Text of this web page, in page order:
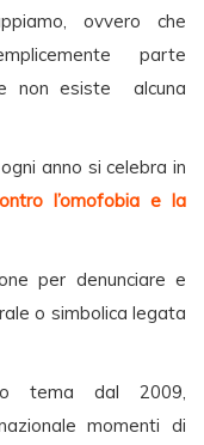
ovvero che
parte
non esiste alcuna
anno si celebra in
l’omofobia e la
per denunciare e
o simbolica legata
tema dal 2009,
momenti di